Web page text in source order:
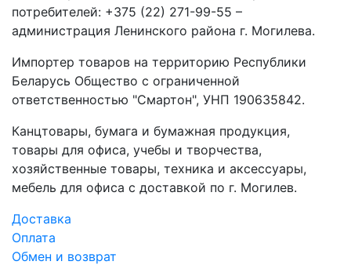
потребителей: +375 (22) 271-99-55 –
администрация Ленинского района г. Могилева.
Импортер товаров на территорию Республики
Беларусь Общество с ограниченной
ответственностью "Смартон", УНП 190635842.
Канцтовары, бумага и бумажная продукция,
товары для офиса, учебы и творчества,
хозяйственные товары, техника и аксессуары,
мебель для офиса с доставкой по г. Могилев.
Доставка
Оплата
Обмен и возврат